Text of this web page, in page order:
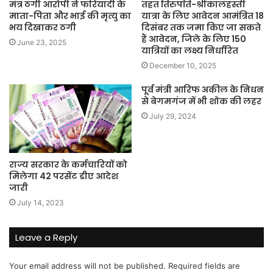
मंत्र ठगी आरोपी ने फरियादी के
माता-पिता और भाई की मृत्यु का
भय दिखाकर ठगी
June 23, 2025
तहत तिरुपति-श्रीकालहस्ती
यात्रा के लिए आवेदन आमंत्रित 18
दिसंबर तक जमा किए जा सकते
हैं आवेदन, जिले के लिए 150
यात्रियों का लक्ष्य निर्धारित
December 10, 2025
राज्य सरकार के कर्मचारियों को
मिलेगा 42 परसेंट डीए आदेश
जारी
July 14, 2023
पूर्व मंत्री आरिफ अकील के निधन
से बेगमगंज में भी शोक की लहर
July 29, 2024
Leave a Reply
Your email address will not be published. Required fields are